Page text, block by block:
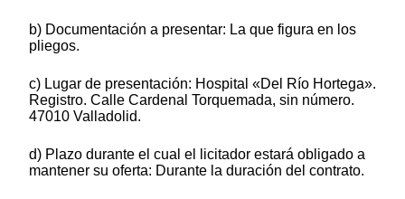
b) Documentación a presentar: La que figura en los
pliegos.
c) Lugar de presentación: Hospital «Del Río Hortega».
Registro. Calle Cardenal Torquemada, sin número.
47010 Valladolid.
d) Plazo durante el cual el licitador estará obligado a
mantener su oferta: Durante la duración del contrato.